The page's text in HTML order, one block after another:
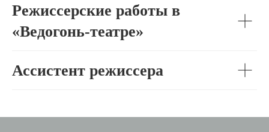
Режиссерские работы в
«Ведогонь-театре»
Ассистент режиссера